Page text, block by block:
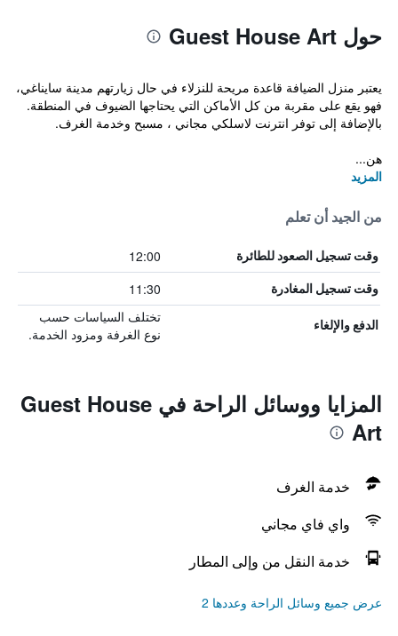
حول Guest House Art
يعتبر منزل الضيافة قاعدة مريحة للنزلاء في حال زيارتهم مدينة سايناغي،
فهو يقع على مقربة من كل الأماكن التي يحتاجها الضيوف في المنطقة.
بالإضافة إلى توفر انترنت لاسلكي مجاني ، مسبح وخدمة الغرف.
هن...
المزيد
من الجيد أن تعلم
وقت تسجيل الصعود للطائرة 12:00
وقت تسجيل المغادرة 11:30
الدفع والإلغاء
تختلف السياسات حسب
نوع الغرفة ومزود الخدمة.
المزايا ووسائل الراحة في Guest House
Art
خدمة الغرف
واي فاي مجاني
خدمة النقل من وإلى المطار
عرض جميع وسائل الراحة وعددها 2